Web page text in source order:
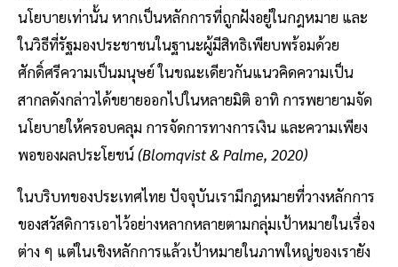
นโยบายเท่านั้น หากเป็นหลักการที่ถูกฝังอยู่ในกฎหมาย และ
ในวิธีที่รัฐมองประชาชนในฐานะผู้มีสิทธิเพียบพร้อมด้วย
ศักดิ์ศรีความเป็นมนุษย์ ในขณะเดียวกันแนวคิดความเป็น
สากลดังกล่าวได้ขยายออกไปในหลายมิติ อาทิ การพยายามจัด
นโยบายให้ครอบคลุม การจัดการทางการเงิน และความเพียง
พอของผลประโยชน์(Blomqvist & Palme, 2020)
ในบริบทของประเทศไทย ปัจจุบันเรามีกฎหมายที่วางหลักการ
ของสวัสดิการเอาไว้อย่างหลากหลายตามกลุ่มเป้าหมายในเรื่อง
ต่าง ๆ แต่ในเชิงหลักการแล้วเป้าหมายในภาพใหญ่ของเรายัง